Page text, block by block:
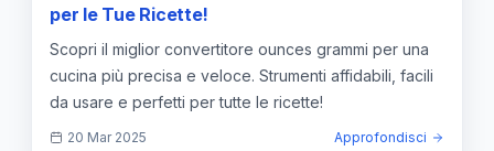
per le Tue Ricette!
Scopri il miglior convertitore ounces grammi per una
cucina più precisa e veloce. Strumenti affidabili, facili
da usare e perfetti per tutte le ricette!
20 Mar 2025 Approfondisci